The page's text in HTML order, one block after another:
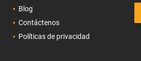
Blog
Contáctenos
Políticas de privacidad